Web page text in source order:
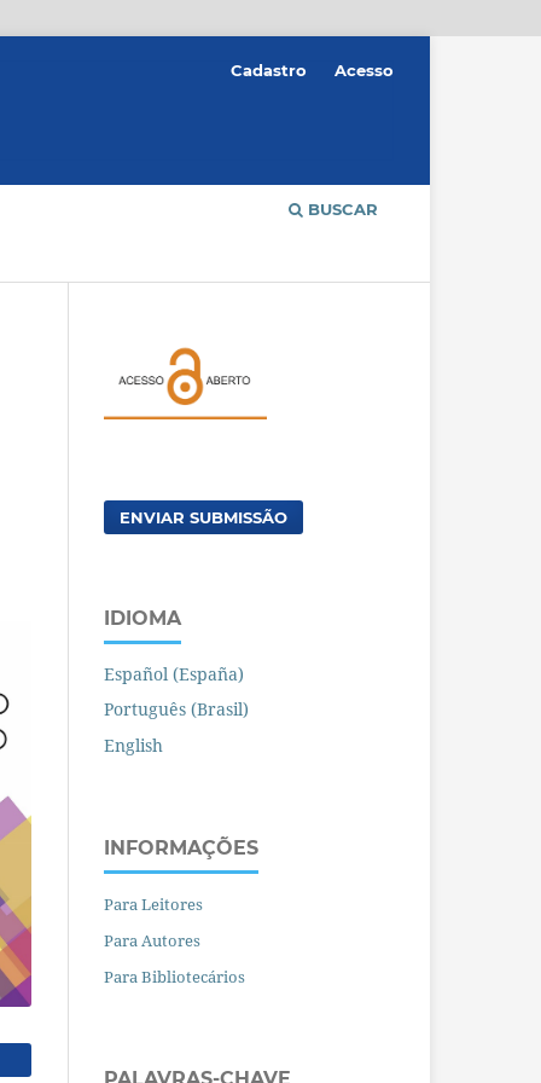
BUSCAR
Cadastro Acesso
ENVIAR SUBMISSÃO
IDIOMA
Español (España)
Português (Brasil)
English
INFORMAÇÕES
Para Leitores
Para Autores
Para Bibliotecários